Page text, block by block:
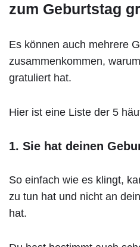
zum Geburtstag
Es können auch mehrere
zusammenkommen,
gratuliert hat.
Hier ist eine Liste der 5
1. Sie hat deinen
So einfach wie es klingt,
zu tun hat und nicht an
hat.